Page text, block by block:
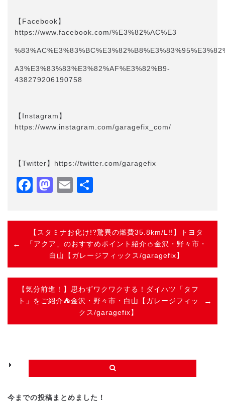
【Facebook】
https://www.facebook.com/%E3%82%AC%E3
A3%E3%83%83%E3%82%AF%E3%82%B9-
438279206190758
【Instagram】
https://www.instagram.com/garagefix_com/
【Twitter】https://twitter.com/garagefix
Facebook
Mastodon
Email
【スタミナお化け!?驚異の燃費35.8km/L!!】トヨタ
「アクア」のおすすめポイント紹介👛金沢・野々市・
白山【ガレージフィックス/garagefix】
【気分前進！】思わずワクワクする！ダイハツ「タフ
ト」をご紹介⛺金沢・野々市・白山【ガレージフィッ
クス/garagefix】
今までの投稿まとめました！